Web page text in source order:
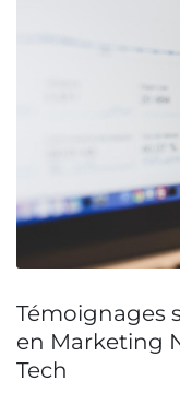
Témoignages
en Marketing
Tech